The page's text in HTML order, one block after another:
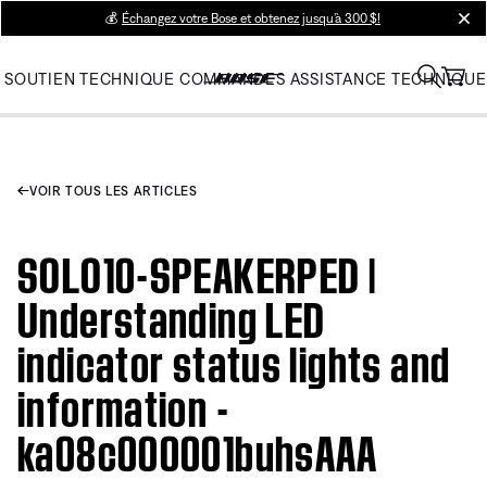
💰 Échangez votre Bose et obtenez jusqu’à 300 $!
SOUTIEN TECHNIQUE COMMANDES ASSISTANCE TECHNIQUE
VOIR TOUS LES ARTICLES
SOLO10-SPEAKERPED |
Understanding LED
indicator status lights and
information -
ka08c000001buhsAAA